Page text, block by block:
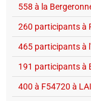
558 à la
260 participants à
465 participants à
191 participants à
400 à F54720 à